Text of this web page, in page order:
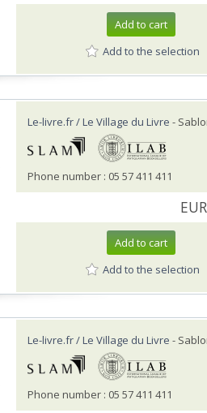
Add to cart
Add to the selection
Le-livre.fr / Le Village du Livre -
Phone number : 05 57 411 411
Add to cart
Add to the selection
Le-livre.fr / Le Village du Livre -
Phone number : 05 57 411 411